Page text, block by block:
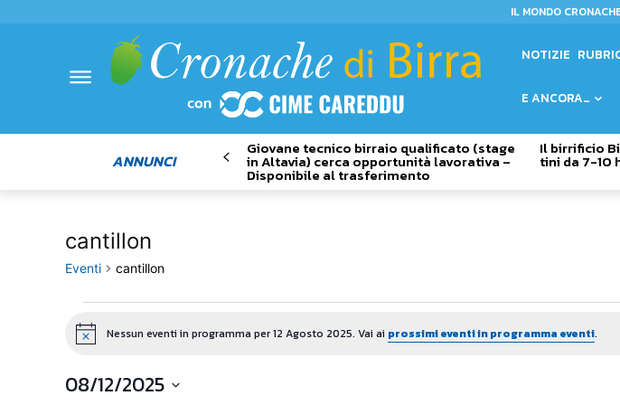
IL MONDO
NOTIZIE
E ANCORA…
ANNUNCI
Giovane tecnico birraio qualificato (stage
in Altavia) cerca opportunità lavorativa –
Disponibile al trasferimento
Il birrificio
tini da 7-10
cantillon
Eventi cantillon
Eventi
for
12
NoticeNessun eventi in programma per 12 Agosto 2025. Vai ai prossimi eventi in programma eventi.
08/12/2025